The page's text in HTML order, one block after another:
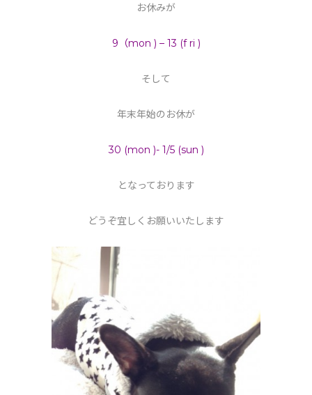
お休みが
9（mon ) – 13 (f ri )
そして
年末年始のお休が
30 (mon )- 1/5 (sun )
となっております
どうぞ宜しくお願いいたします